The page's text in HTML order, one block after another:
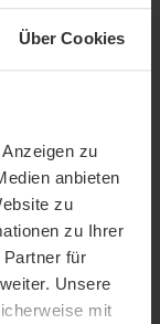
Über Cookies
zu
anbieten
zu
zu Ihrer
für
Unsere
mit
Outdoor-
sowie